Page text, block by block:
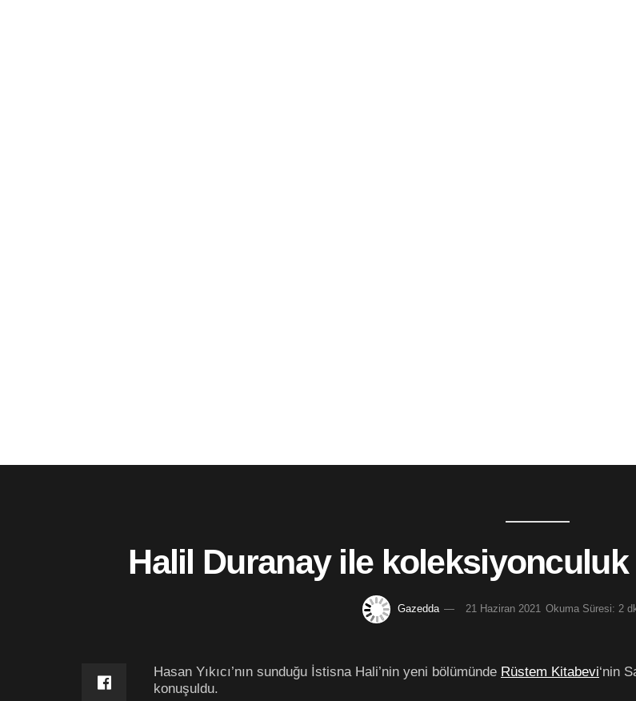
Halil Duranay ile
Gazedda 21 Haziran 2021 Okuma Süresi: 2
Hasan Yıkıcı’nın sunduğu İstisna Hali’nin yeni bölümünde Rüstem Kitabevi‘nin
konuşuldu.